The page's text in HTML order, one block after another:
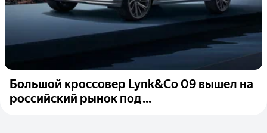
Большой кроссовер Lynk&Co 09 вышел на
российский рынок под...